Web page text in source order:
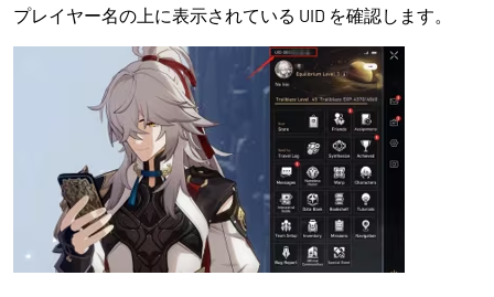
プレイヤー名の上に表示されている UID を確認します。